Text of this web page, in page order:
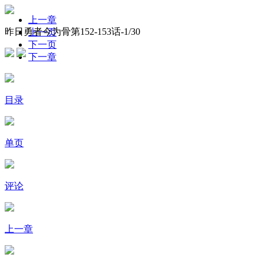
昨日勇者今为骨第152-153话-1/30
上一章
上一页
下一页
下一章
目录
单页
评论
上一章